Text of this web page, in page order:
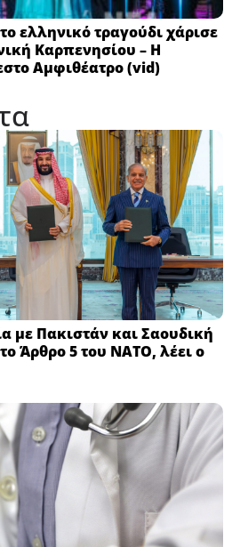
ελληνικό τραγούδι χάρισε
Καρπενησίου – Η
Αμφιθέατρο (vid)
με Πακιστάν και Σαουδική
Άρθρο 5 του ΝΑΤΟ, λέει ο